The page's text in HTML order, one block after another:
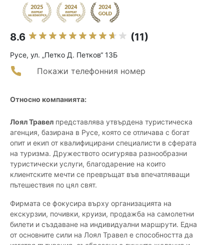
8.6 (11)
Русе, ул. „Петко Д. Петков“ 13Б
Покажи телефонния номер
Относно компанията:
Лоял Травел представлява утвърдена туристическа
агенция, базирана в Русе, която се отличава с богат
опит и екип от квалифицирани специалисти в сферата
на туризма. Дружеството осигурява разнообразни
туристически услуги, благодарение на които
клиентските мечти се превръщат във впечатляващи
пътешествия по цял свят.
Фирмата се фокусира върху организацията на
екскурзии, почивки, круизи, продажба на самолетни
билети и създаване на индивидуални маршрути. Една
от основните сили на Лоял Травел е способността да